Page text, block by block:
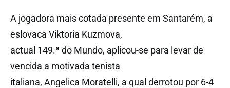
A jogadora mais cotada presente em Santarém, a
eslovaca Viktoria Kuzmova,
actual 149.ª do Mundo, aplicou-se para levar de
vencida a motivada tenista
italiana, Angelica Moratelli, a qual derrotou por 6-4